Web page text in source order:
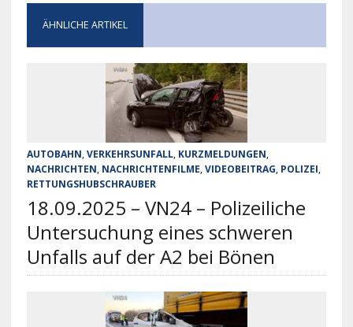
ÄHNLICHE ARTIKEL
AUTOBAHN,VERKEHRSUNFALL, KURZMELDUNGEN,
NACHRICHTEN, NACHRICHTENFILME,VIDEOBEITRAG, POLIZEI,
RETTUNGSHUBSCHRAUBER
18.09.2025 – VN24 – Polizeiliche
Untersuchung eines schweren
Unfalls auf der A2 bei Bönen